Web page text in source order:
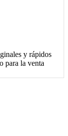
y rápidos
para la venta